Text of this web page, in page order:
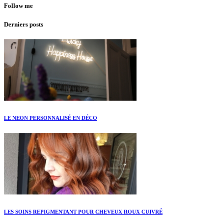
Follow me
Derniers posts
LE NEON PERSONNALISÉ EN DÉCO
LES SOINS REPIGMENTANT POUR CHEVEUX ROUX CUIVRÉ